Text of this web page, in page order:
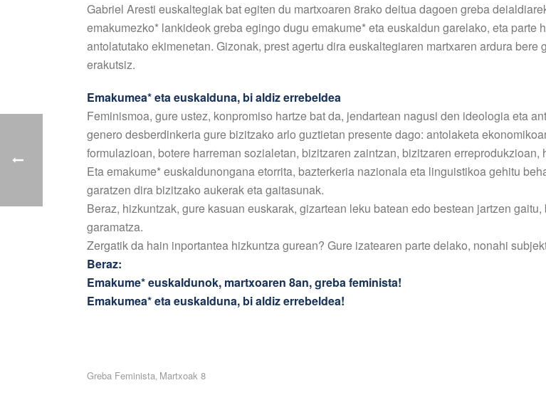
Gabriel Aresti euskaltegiak bat egiten du martxoaren 8rako deitua dagoen greba
emakumezko* lankideok greba egingo dugu emakume* eta euskaldun garelako, eta
antolatutako ekimenetan. Gizonak, prest agertu dira euskaltegiaren martxaren ardura
erakutsiz.
Emakumea* eta euskalduna, bi aldiz errebeldea
Feminismoa, gure ustez, konpromiso hartze bat da, jendartean nagusi den ideologia eta
genero desberdinkeria gure bizitzako arlo guztietan presente dago: antolaketa
formulazioan, botere harreman sozialetan, bizitzaren zaintzan, bizitzaren
Eta emakume* euskaldunongana etorrita, bazterkeria nazionala eta linguistikoa gehitu
garatzen dira bizitzako aukerak eta gaitasunak.
Beraz, hizkuntzak, gure kasuan euskarak, gizartean leku batean edo bestean jartzen
garamatza.
Zergatik da hain inportantea hizkuntza gurean? Gure izatearen parte delako, nonahi
Beraz:
Emakume* euskaldunok, martxoaren 8an, greba feminista!
Emakumea* eta euskalduna, bi aldiz errebeldea!
Greba Feminista Martxoak 8